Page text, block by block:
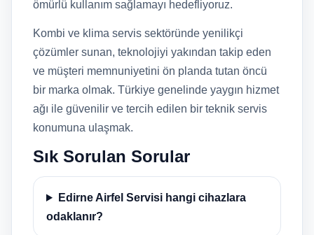
ömürlü kullanım sağlamayı hedefliyoruz.
Kombi ve klima servis sektöründe yenilikçi
çözümler sunan, teknolojiyi yakından takip eden
ve müşteri memnuniyetini ön planda tutan öncü
bir marka olmak. Türkiye genelinde yaygın hizmet
ağı ile güvenilir ve tercih edilen bir teknik servis
konumuna ulaşmak.
Sık Sorulan Sorular
Edirne Airfel Servisi hangi cihazlara
odaklanır?